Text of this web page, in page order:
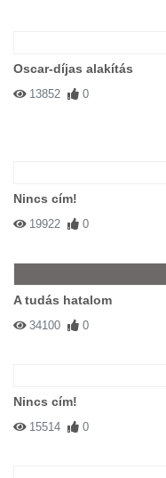
Oscar-díjas alakítás
13852 0
Nincs cím!
19922 0
A tudás hatalom
34100 0
Nincs cím!
15514 0